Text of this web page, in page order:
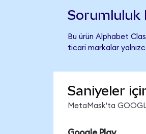
Sorumluluk
Bu ürün Alphabet
ticari markalar
Saniyeler
MetaMask'ta